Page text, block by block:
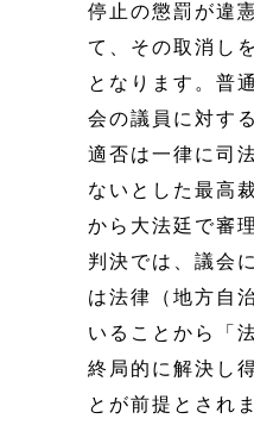
停止の懲罰が違
て、その取消し
となります。普
会の議員に対す
適否は一律に司
ないとした最高
から大法廷で審
判決では、議会
は法律（地方自
いることから「
終局的に解決し
とが前提とされ